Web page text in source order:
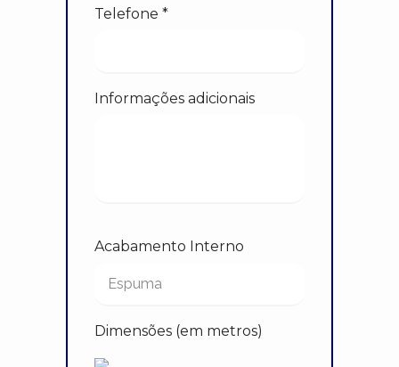
Telefone *
Informações adicionais
Acabamento Interno
Dimensões (em metros)